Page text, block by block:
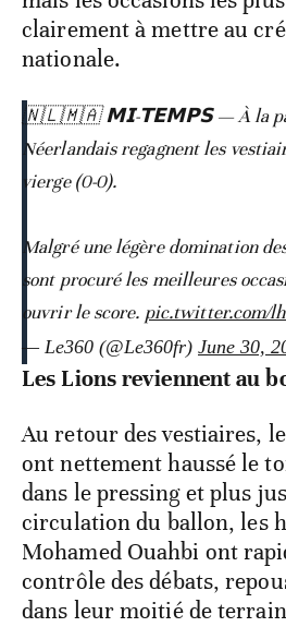
clairement à mettre au
nationale.
🇳🇱🇲🇦 𝗠𝗜-𝗧𝗘𝗠𝗣𝗦 — À la
Néerlandais regagnent les
vierge (0-0).
Malgré une légère domination
sont procuré les meilleures
ouvrir le score. pic.twitter.com/
— Le360 (@Le360fr) June 30,
Les Lions reviennent au
Au retour des vestiaires,
ont nettement haussé le
dans le pressing et plus
circulation du ballon, les
Mohamed Ouahbi ont
contrôle des débats,
dans leur moitié de